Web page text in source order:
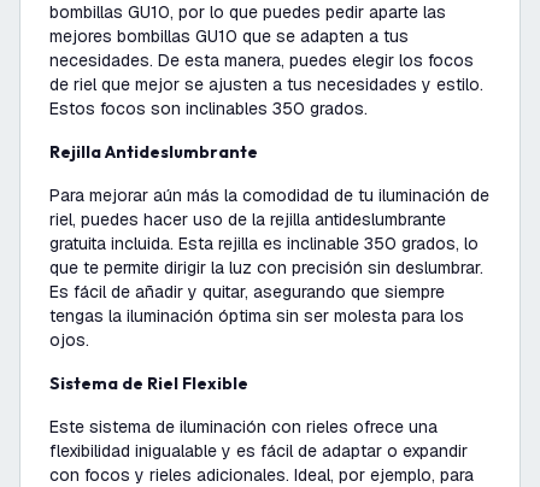
bombillas GU10, por lo que puedes pedir aparte las
mejores bombillas GU10 que se adapten a tus
necesidades. De esta manera, puedes elegir los focos
de riel que mejor se ajusten a tus necesidades y estilo.
Estos focos son inclinables 350 grados.
Rejilla Antideslumbrante
Para mejorar aún más la comodidad de tu iluminación de
riel, puedes hacer uso de la rejilla antideslumbrante
gratuita incluida. Esta rejilla es inclinable 350 grados, lo
que te permite dirigir la luz con precisión sin deslumbrar.
Es fácil de añadir y quitar, asegurando que siempre
tengas la iluminación óptima sin ser molesta para los
ojos.
Sistema de Riel Flexible
Este sistema de iluminación con rieles ofrece una
flexibilidad inigualable y es fácil de adaptar o expandir
con focos y rieles adicionales. Ideal, por ejemplo, para